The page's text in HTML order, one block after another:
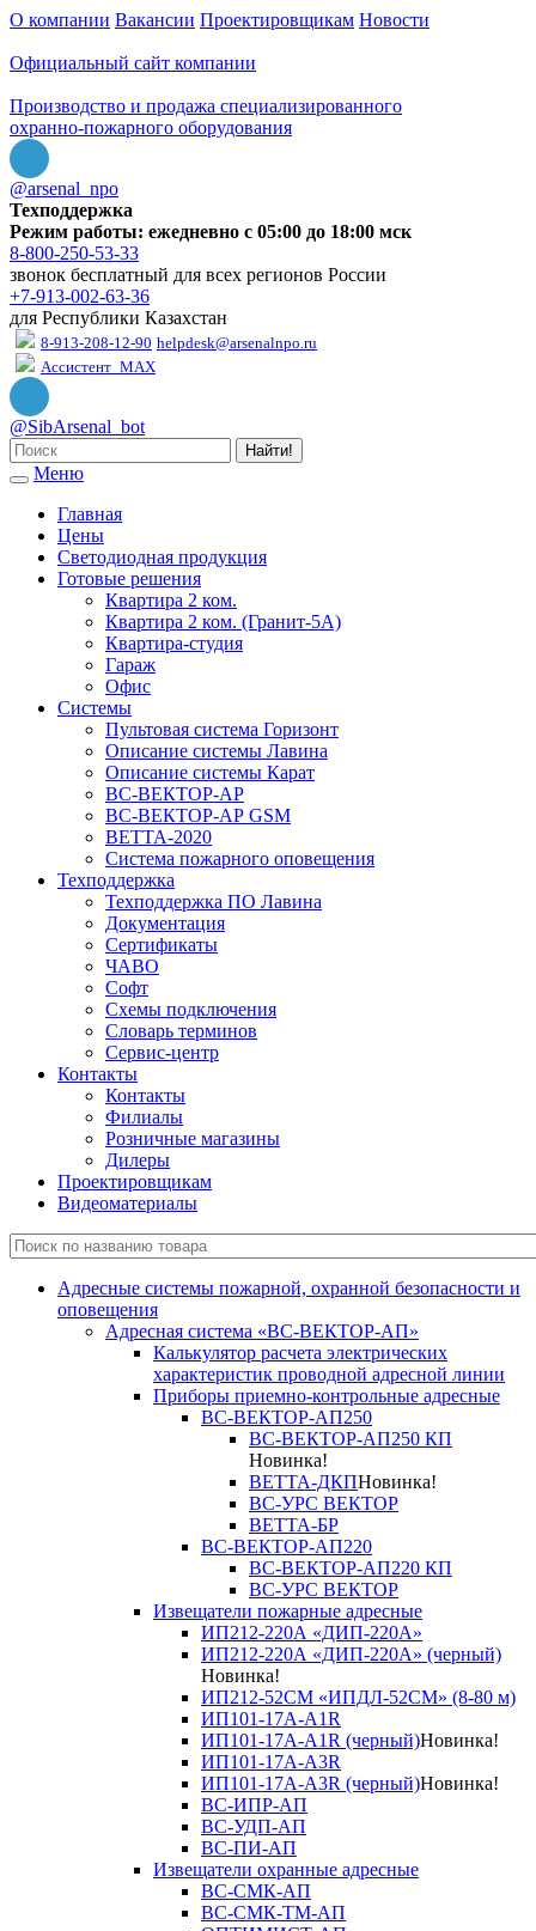
О компании Вакансии Проектировщикам Новости
Официальный сайт компании
Производство и продажа специализированного
охранно-пожарного оборудования
@arsenal_npo
Техподдержка
Режим работы: ежедневно с 05:00 до 18:00 мск
8-800-250-53-33
звонок бесплатный для всех регионов России
+7-913-002-63-36
для Республики Казахстан
8-913-208-12-90 helpdesk@arsenalnpo.ru
Ассистент_MAX
@SibArsenal_bot
Найти!
Меню
Главная
Цены
Светодиодная продукция
Готовые решения
Квартира 2 ком.
Квартира 2 ком. (Гранит-5А)
Квартира-студия
Гараж
Офис
Системы
Пультовая система Горизонт
Описание системы Лавина
Описание системы Карат
ВС-ВЕКТОР-АР
ВС-ВЕКТОР-АР GSM
ВЕТТА-2020
Система пожарного оповещения
Техподдержка
Техподдержка ПО Лавина
Документация
Сертификаты
ЧАВО
Софт
Схемы подключения
Словарь терминов
Сервис-центр
Контакты
Контакты
Филиалы
Розничные магазины
Дилеры
Проектировщикам
Видеоматериалы
Адресные системы пожарной, охранной безопасности и
оповещения
Адресная система «ВС-ВЕКТОР-АП»
Калькулятор расчета электрических
характеристик проводной адресной линии
Приборы приемно-контрольные адресные
ВС-ВЕКТОР-АП250
ВС-ВЕКТОР-АП250 КП
Новинка!
ВЕТТА-ДКПНовинка!
ВС-УРС ВЕКТОР
ВЕТТА-БР
ВС-ВЕКТОР-АП220
ВС-ВЕКТОР-АП220 КП
ВС-УРС ВЕКТОР
Извещатели пожарные адресные
ИП212-220А «ДИП-220А»
ИП212-220А «ДИП-220А» (черный)
Новинка!
ИП212-52СМ «ИПДЛ-52СМ» (8-80 м)
ИП101-17А-A1R
ИП101-17А-A1R (черный)Новинка!
ИП101-17А-A3R
ИП101-17А-A3R (черный)Новинка!
ВС-ИПР-АП
ВС-УДП-АП
ВС-ПИ-АП
Извещатели охранные адресные
ВС-СМК-АП
ВС-СМК-ТМ-АП